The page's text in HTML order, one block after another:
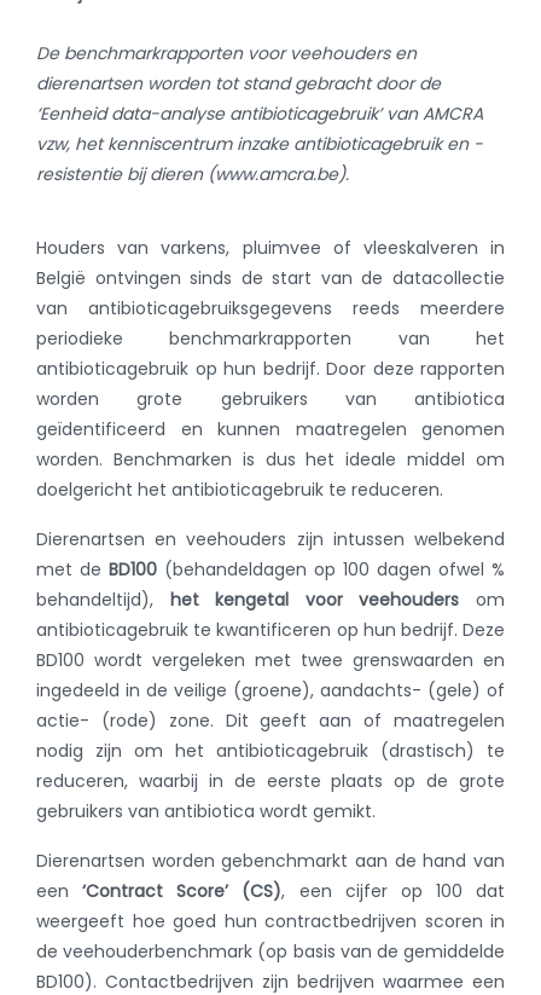
De benchmarkrapporten voor veehouders en
dierenartsen worden tot stand gebracht door de
‘Eenheid data-analyse antibioticagebruik’ van AMCRA
vzw, het kenniscentrum inzake antibioticagebruik en -
resistentie bij dieren (www.amcra.be).
Houders van varkens, pluimvee of vleeskalveren in
België ontvingen sinds de start van de datacollectie
van antibioticagebruiksgegevens reeds meerdere
periodieke benchmarkrapporten van het
antibioticagebruik op hun bedrijf. Door deze rapporten
worden grote gebruikers van antibiotica
geïdentificeerd en kunnen maatregelen genomen
worden. Benchmarken is dus het ideale middel om
doelgericht het antibioticagebruik te reduceren.
Dierenartsen en veehouders zijn intussen welbekend
met de BD100 (behandeldagen op 100 dagen ofwel %
behandeltijd), het kengetal voor veehouders om
antibioticagebruik te kwantificeren op hun bedrijf. Deze
BD100 wordt vergeleken met twee grenswaarden en
ingedeeld in de veilige (groene), aandachts- (gele) of
actie- (rode) zone. Dit geeft aan of maatregelen
nodig zijn om het antibioticagebruik (drastisch) te
reduceren, waarbij in de eerste plaats op de grote
gebruikers van antibiotica wordt gemikt.
Dierenartsen worden gebenchmarkt aan de hand van
een‘Contract Score’ (CS), een cijfer op 100 dat
weergeeft hoe goed hun contractbedrijven scoren in
de veehouderbenchmark (op basis van de gemiddelde
BD100). Contactbedrijven zijn bedrijven waarmee een